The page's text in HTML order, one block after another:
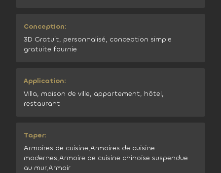
Conception:
3D Gratuit, personnalisé, conception simple
gratuite fournie
Application:
Villa, maison de ville, appartement, hôtel,
restaurant
Taper:
Armoires de cuisine,Armoires de cuisine
modernes,Armoire de cuisine chinoise suspendue
au mur,Armoir